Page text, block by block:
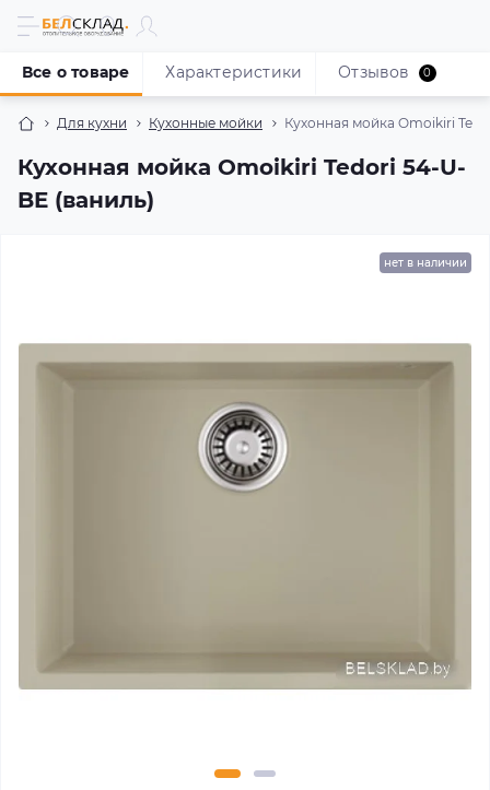
Для кухни Кухонные мойки Кухонная мойка Omoikiri
Кухонная мойка Omoikiri Tedori 54-U-
BE (ваниль)
Все о товаре Характеристики Отзывов 0
нет в наличии